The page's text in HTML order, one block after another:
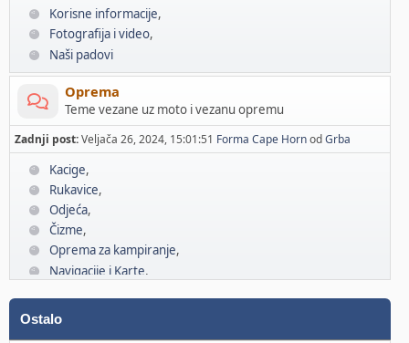
Korisne informacije
Fotografija i video
Naši padovi
Oprema
Teme vezane uz moto i vezanu opremu
Zadnji post:Veljača 26, 2024, 15:01:51 Forma Cape HornodGrba
Kacige
Rukavice
Odjeća
Čizme
Oprema za kampiranje
Navigacije i Karte
Ostalo